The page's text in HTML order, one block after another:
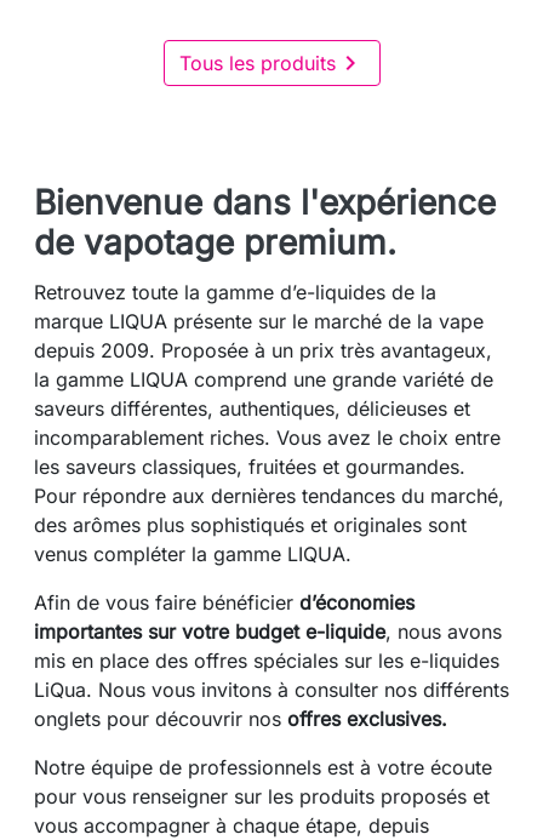
Tous les produits
Bienvenue dans l'expérience
de vapotage premium.
Retrouvez toute la gamme d’e-liquides de la
marque LIQUA présente sur le marché de la vape
depuis 2009. Proposée à un prix très avantageux,
la gamme LIQUA comprend une grande variété de
saveurs différentes, authentiques, délicieuses et
incomparablement riches. Vous avez le choix entre
les saveurs classiques, fruitées et gourmandes.
Pour répondre aux dernières tendances du marché,
des arômes plus sophistiqués et originales sont
venus compléter la gamme LIQUA.
Afin de vous faire bénéficier d’économies
importantes sur votre budget e-liquide, nous avons
mis en place des offres spéciales sur les e-liquides
LiQua. Nous vous invitons à consulter nos différents
onglets pour découvrir nos offres exclusives.
Notre équipe de professionnels est à votre écoute
pour vous renseigner sur les produits proposés et
vous accompagner à chaque étape, depuis